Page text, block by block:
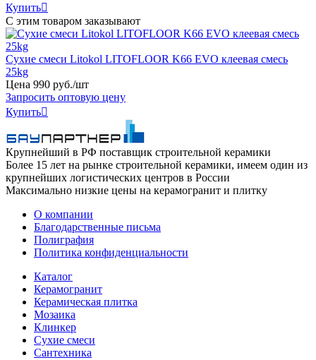
Купить
С этим товаром заказывают
Сухие смеси Litokol LITOFLOOR K66 EVO клеевая смесь
25kg
Цена 990 руб./шт
Запросить оптовую цену
Купить
Крупнейший в РФ поставщик строительной керамики
Более 15 лет на рынке строительной керамики, имеем один из
крупнейших логистических центров в России
Максимально низкие цены на керамогранит и плитку
О компании
Благодарственные письма
Полиграфия
Политика конфиденциальности
Каталог
Керамогранит
Керамическая плитка
Мозаика
Клинкер
Сухие смеси
Сантехника